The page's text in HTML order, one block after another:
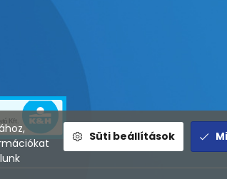
Süti beállítások